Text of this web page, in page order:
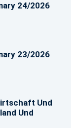
24/2026
23/2026
Und
Und